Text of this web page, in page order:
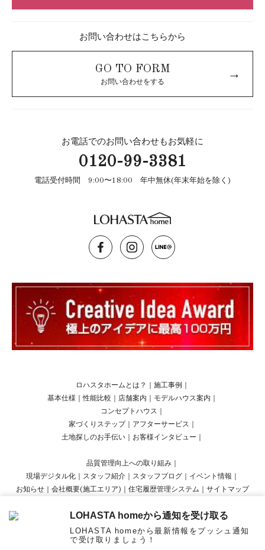
お問い合わせはこちらから
GO TO FORM
お問い合わせをする
→
お電話でのお問い合わせもお気軽に
0120-99-3381
電話受付時間 9:00〜18:00 年中無休(年末年始を除く)
ロハスタホームとは？ 施工事例
基本仕様 ｜性能比較 店舗案内 モデルハウス案内
コンセプトハウス
家づくりステップ
アフターサービス
土地探しのお手伝い
お客様インタビュー
品質管理向上への取り組み
現場デジタル化
スタッフ紹介 スタッフブログ イベント情報
お知らせ
会社概要(施工エリア) 住宅履歴管理システム サイトマップ
Copyright © LOHASTA home presented by LOHAS studio All Rights Reserved.
LOHASTA homeから通知を受け取る
LOHASTA homeから最新情報をプッシュ通知
で受け取りましょう！